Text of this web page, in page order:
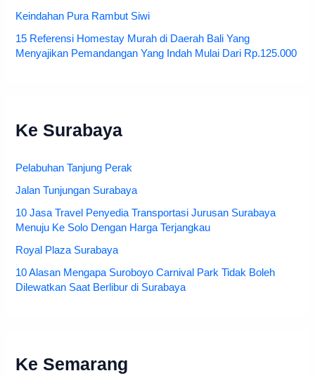
Keindahan Pura Rambut Siwi
15 Referensi Homestay Murah di Daerah Bali Yang
Menyajikan Pemandangan Yang Indah Mulai Dari Rp.125.000
Ke Surabaya
Pelabuhan Tanjung Perak
Jalan Tunjungan Surabaya
10 Jasa Travel Penyedia Transportasi Jurusan Surabaya
Menuju Ke Solo Dengan Harga Terjangkau
Royal Plaza Surabaya
10 Alasan Mengapa Suroboyo Carnival Park Tidak Boleh
Dilewatkan Saat Berlibur di Surabaya
Ke Semarang